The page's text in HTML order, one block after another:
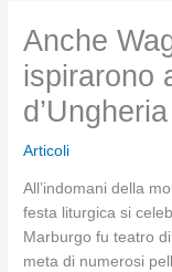
Anche
ispirarono
Articoli
All’indomani della
festa liturgica si
Marburgo fu teatro
meta di numerosi